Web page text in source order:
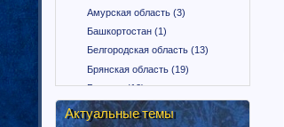
Амурская область (3)
Башкортостан (1)
Белгородская область (13)
Брянская область (19)
Бурятия (12)
Владимирская область (15)
Актуальные темы